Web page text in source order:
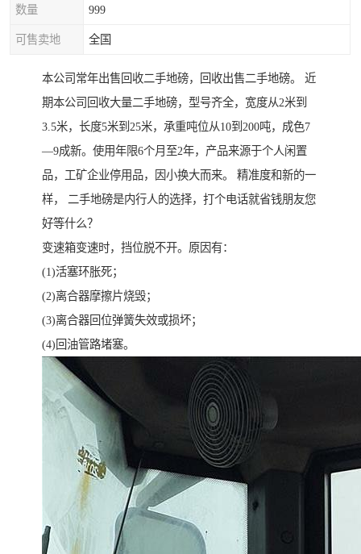
数量 999
可售卖地 全国
本公司常年出售回收二手地磅，回收出售二手地磅。 近
期本公司回收大量二手地磅，型号齐全，宽度从2米到
3.5米，长度5米到25米，承重吨位从10到200吨，成色7
—9成新。使用年限6个月至2年，产品来源于个人闲置
品，工矿企业停用品，因小换大而来。 精准度和新的一
样， 二手地磅是内行人的选择，打个电话就省钱朋友您
好等什么？
变速箱变速时，挡位脱不开。原因有：
(1)活塞环胀死；
(2)离合器摩擦片烧毁；
(3)离合器回位弹簧失效或损坏；
(4)回油管路堵塞。